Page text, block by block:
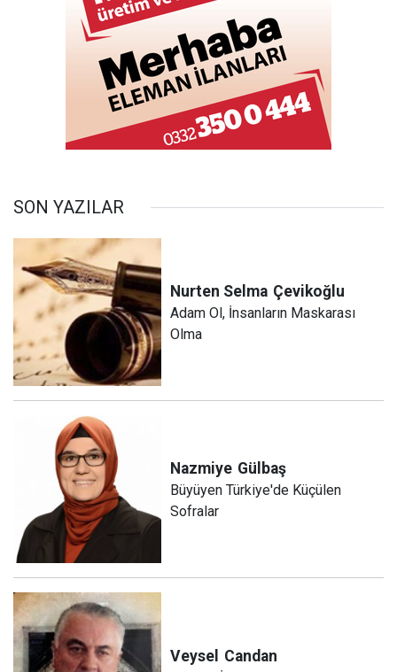
SON YAZILAR
Nurten Selma Çevikoğlu
Adam Ol, İnsanların Maskarası
Olma
Nazmiye Gülbaş
Büyüyen Türkiye'de Küçülen
Sofralar
Veysel Candan